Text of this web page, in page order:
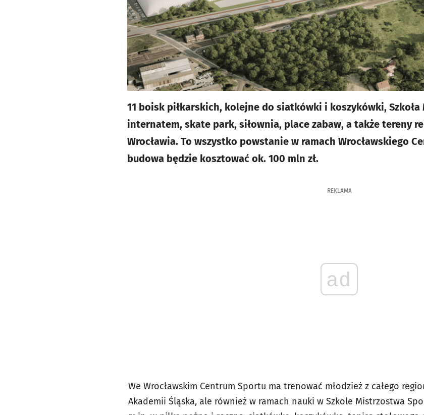
11 boisk piłkarskich, kolejne do siatkówki i koszykówki,
internatem, skate park, siłownia, place zabaw, a także tereny
Wrocławia. To wszystko powstanie w ramach Wrocławskiego
budowa będzie kosztować ok. 100 mln zł.
REKLAMA
ad
We Wrocławskim Centrum Sportu ma trenować młodzież z całego
Akademii Śląska, ale również w ramach nauki w Szkole Mistrzostwa